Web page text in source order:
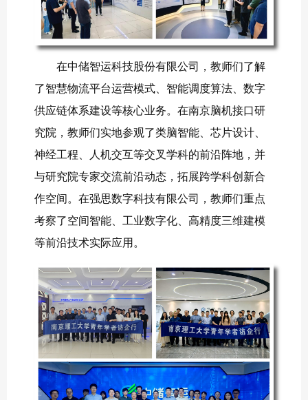
在中储智运科技股份有限公司，教师们了解
了智慧物流平台运营模式、智能调度算法、数字
供应链体系建设等核心业务。在南京脑机接口研
究院，教师们实地参观了类脑智能、芯片设计、
神经工程、人机交互等交叉学科的前沿阵地，并
与研究院专家交流前沿动态，拓展跨学科创新合
作空间。在强思数字科技有限公司，教师们重点
考察了空间智能、工业数字化、高精度三维建模
等前沿技术实际应用。